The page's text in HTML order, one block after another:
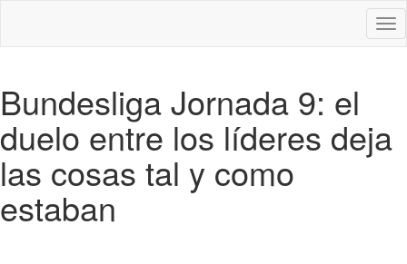
Bundesliga Jornada 9: el
duelo entre los líderes deja
las cosas tal y como
estaban